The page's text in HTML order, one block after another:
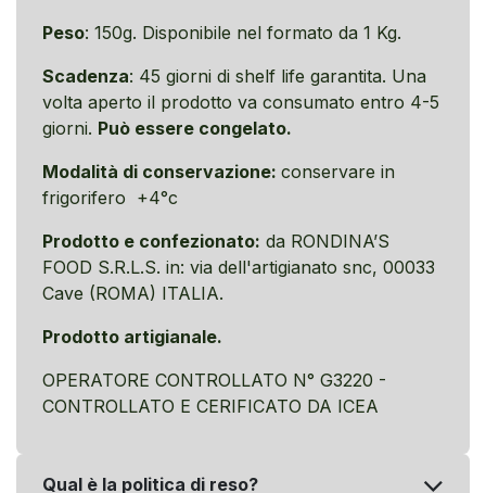
Peso: 150g. Disponibile nel formato da 1 Kg.
Scadenza: 45 giorni di shelf life garantita. Una
volta aperto il prodotto va consumato entro 4-5
giorni. Può essere congelato.
Modalità di conservazione: conservare in
frigorifero +4°c
Prodotto e confezionato: da RONDINA’S
FOOD S.R.L.S. in: via dell'artigianato snc, 00033
Cave (ROMA) ITALIA.
Prodotto artigianale.
OPERATORE CONTROLLATO N° G3220 -
CONTROLLATO E CERIFICATO DA ICEA
Qual è la politica di reso?